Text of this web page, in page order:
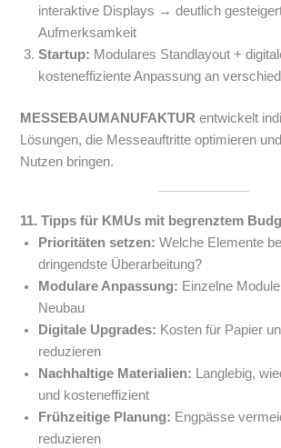
interaktive Displays → deutlich
Aufmerksamkeit
Startup: Modulares Standlayout +
kosteneffiziente Anpassung an
MESSEBAUMANUFAKTUR entwickelt
Lösungen, die Messeauftritte optimieren
Nutzen bringen.
11. Tipps für KMUs mit begrenztem
Prioritäten setzen: Welche Elemente
dringendste Überarbeitung?
Modulare Anpassung: Einzelne
Neubau
Digitale Upgrades: Kosten für Papier
reduzieren
Nachhaltige Materialien: Langlebig,
und kosteneffizient
Frühzeitige Planung: Engpässe
reduzieren